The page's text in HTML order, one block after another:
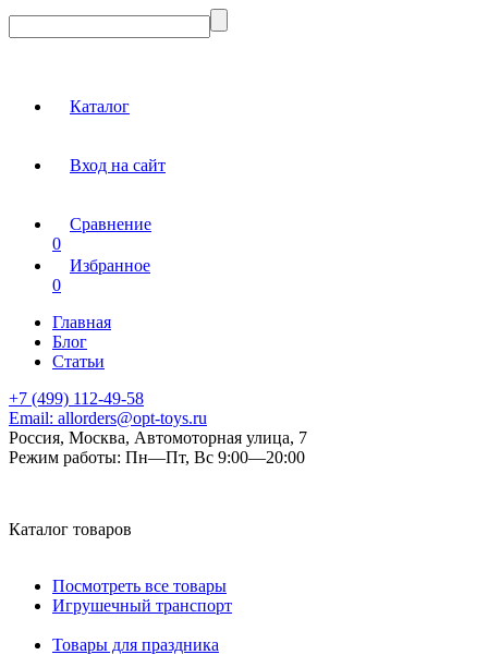
Каталог
Вход на сайт
Сравнение
0
Избранное
0
Главная
Блог
Статьи
+7 (499) 112-49-58
Email: allorders@opt-toys.ru
Россия, Москва, Автомоторная улица, 7
Режим работы: Пн—Пт, Вс 9:00—20:00
Каталог товаров
Посмотреть все товары
Игрушечный транспорт
Товары для праздника